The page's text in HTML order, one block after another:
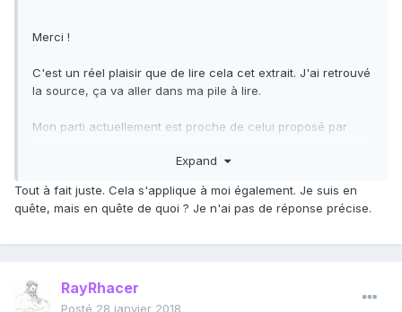
Merci !
C'est un réel plaisir que de lire cela cet extrait. J'ai retrouvé
la source, ça va aller dans ma pile à lire.
Mon parti actuellement est proche de celui proposé par
choses, je recherche, je pense, mais je ne partage que
mon grand regret, ils sont peu nombreux dans mon
entourage. Ca se rapproche un peu de ce que propose
De mon point de vue, cet appétit de découverte et de
connaissance, c'est pour partie ce qui fait l'homme (son
Expand
Tout à fait juste. Cela s'applique à moi également. Je suis en
quête, mais en quête de quoi ? Je n'ai pas de réponse précise.
RayRhacer
Posté 28 janvier 2018